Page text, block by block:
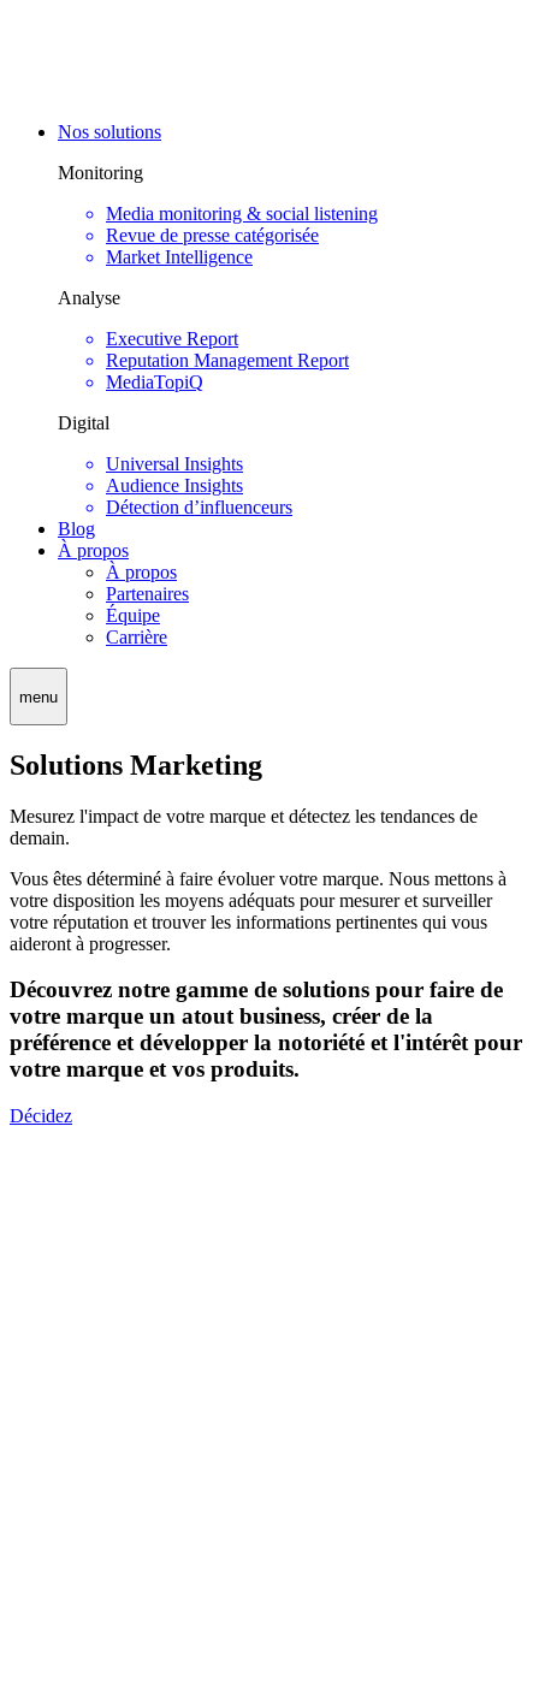
Nos solutions
Monitoring
Media monitoring & social listening
Revue de presse catégorisée
Market Intelligence
Analyse
Executive Report
Reputation Management Report
MediaTopiQ
Digital
Universal Insights
Audience Insights
Détection d’influenceurs
Blog
À propos
À propos
Partenaires
Équipe
Carrière
menu
Solutions Marketing
Mesurez l'impact de votre marque et détectez les tendances de
demain.
Vous êtes déterminé à faire évoluer votre marque. Nous mettons à
votre disposition les moyens adéquats pour mesurer et surveiller
votre réputation et trouver les informations pertinentes qui vous
aideront à progresser.
Découvrez notre gamme de solutions pour faire de
votre marque un atout business, créer de la
préférence et développer la notoriété et l'intérêt pour
votre marque et vos produits.
Décidez